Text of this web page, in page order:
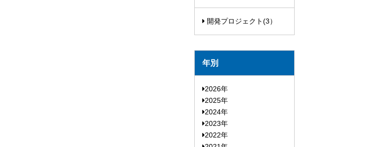
開発プロジェクト(3）
年別
2026年
2025年
2024年
2023年
2022年